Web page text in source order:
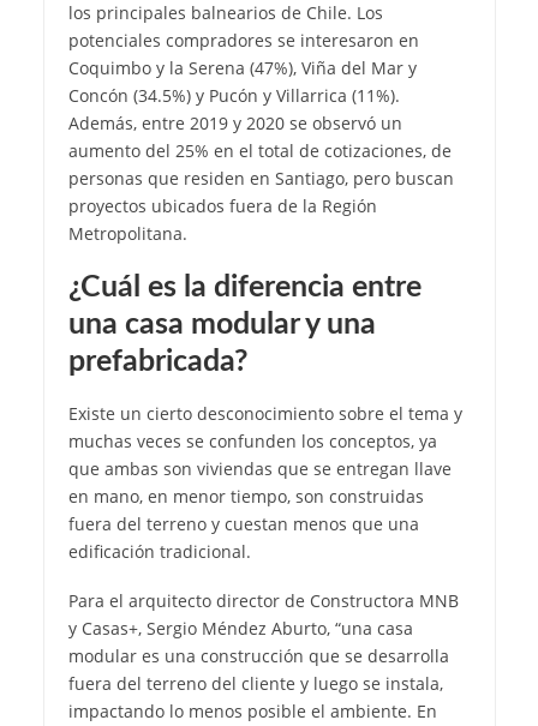
los principales balnearios de Chile. Los
potenciales compradores se interesaron en
Coquimbo y la Serena (47%), Viña del Mar y
Concón (34.5%) y Pucón y Villarrica (11%).
Además, entre 2019 y 2020 se observó un
aumento del 25% en el total de cotizaciones, de
personas que residen en Santiago, pero buscan
proyectos ubicados fuera de la Región
Metropolitana.
¿Cuál es la diferencia entre
una casa modular y una
prefabricada?
Existe un cierto desconocimiento sobre el tema y
muchas veces se confunden los conceptos, ya
que ambas son viviendas que se entregan llave
en mano, en menor tiempo, son construidas
fuera del terreno y cuestan menos que una
edificación tradicional.
Para el arquitecto director de Constructora MNB
y Casas+, Sergio Méndez Aburto, “una casa
modular es una construcción que se desarrolla
fuera del terreno del cliente y luego se instala,
impactando lo menos posible el ambiente. En